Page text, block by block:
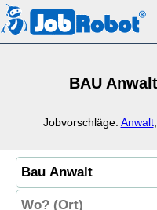
BAU
Jobvorschläge: Anwalt,